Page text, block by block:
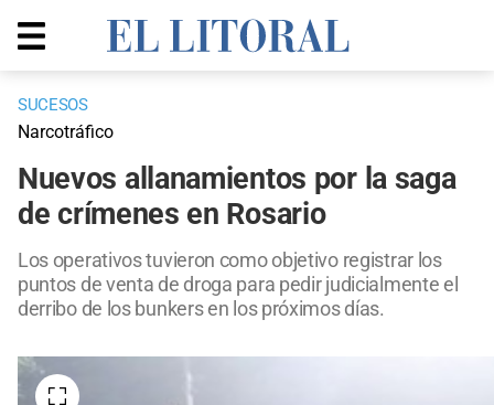
SUCESOS
Narcotráfico
Nuevos allanamientos por la saga
de crímenes en Rosario
Los operativos tuvieron como objetivo registrar los
puntos de venta de droga para pedir judicialmente el
derribo de los bunkers en los próximos días.